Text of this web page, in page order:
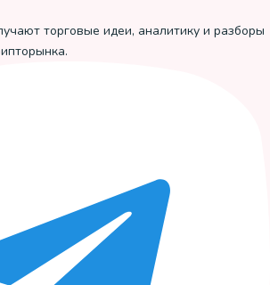
торговые идеи, аналитику и разборы